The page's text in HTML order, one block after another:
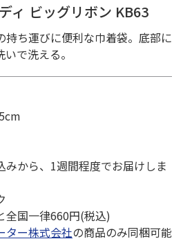
ィ ビッグリボン KB63
持ち運びに便利な巾着袋。底部に
で洗える。
から、1週間程度でお届けしま
国一律660円(税込)
ター株式会社の商品のみ同梱可能